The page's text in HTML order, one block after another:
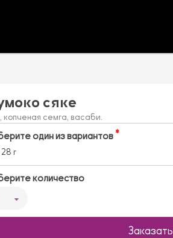
сяке
копченая семга, васаби.
один из вариантов
28 г
количество
Заказать